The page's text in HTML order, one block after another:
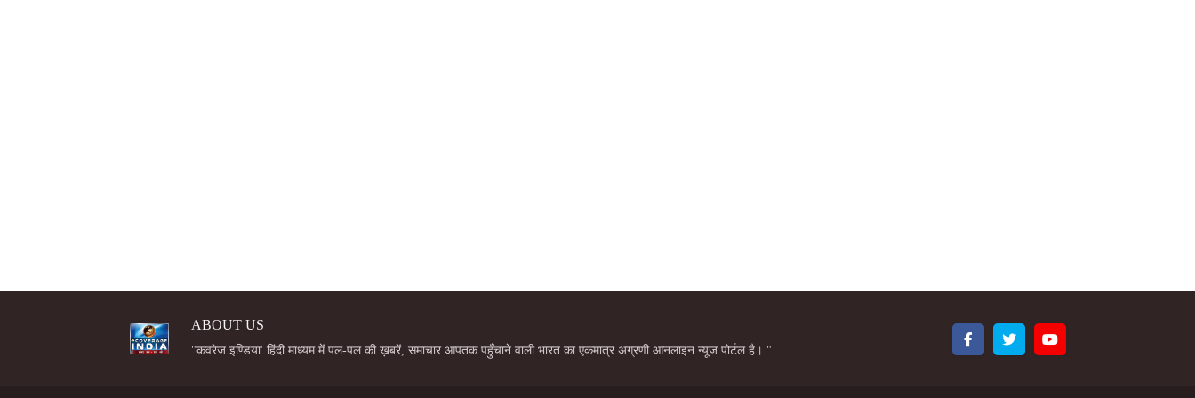
ABOUT US
"कवरेज इण्डिया' हिंदी माध्यम में पल-पल की ख़बरें, समाचार आपतक पहुँचाने वाली भारत का एकमात्र अग्रणी आनलाइन न्यूज पोर्टल है। "